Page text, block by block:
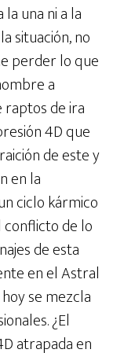
una ni a la
situación, no
perder lo que
a
de ira
4D que
de este y
en la
ciclo kármico
de lo
de esta
en el Astral
se mezcla
¿El
atrapada en